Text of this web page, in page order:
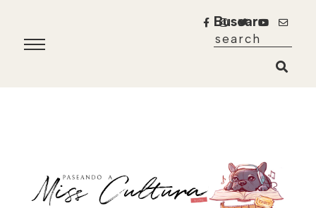
Buscar